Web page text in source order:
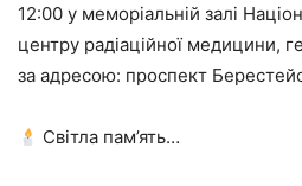
12:00 у меморіальній залі
центру радіаційної медицини,
за адресою: проспект
Світла пам’ять…